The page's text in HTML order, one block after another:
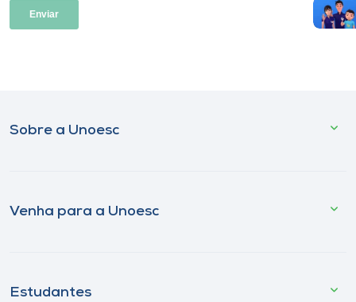
Sobre a Unoesc
Venha para a Unoesc
Estudantes